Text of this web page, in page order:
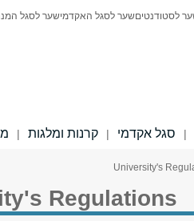
לסטודנטיםשער לסגל האקדמישער לסגל
| סגל אקדמי | קרנות ומלגות |
Regulations